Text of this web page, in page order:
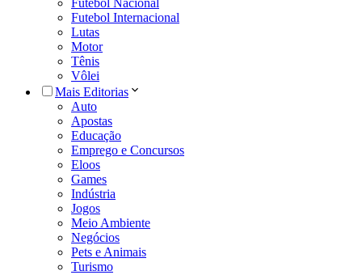
Futebol Nacional
Futebol Internacional
Lutas
Motor
Tênis
Vôlei
Mais Editorias
Auto
Apostas
Educação
Emprego e Concursos
Eloos
Games
Indústria
Jogos
Meio Ambiente
Negócios
Pets e Animais
Turismo